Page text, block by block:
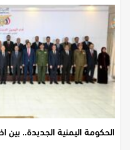
الحكومة اليمنية الجديدة.. بين